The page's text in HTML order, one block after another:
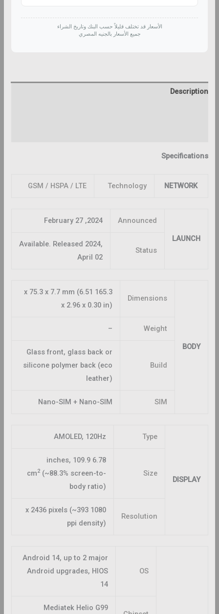
الأسعار قد تختلف قليلاً حسب البنك وتاريخ الشراء
جميع الأسعار بالجنيه المصري
Description
Specifications
NETWORK
Technology
GSM / HSPA / LTE
LAUNCH
Announced
2024, February 27
Status
Available. Released 2024,
April 02
BODY
Dimensions
165.3 x 75.3 x 7.7 mm (6.51
x 2.96 x 0.30 in)
Weight
–
Build
Glass front, glass back or
silicone polymer back (eco
leather)
SIM
Nano-SIM + Nano-SIM
DISPLAY
Type
AMOLED, 120Hz
Size
6.78 inches, 109.9
cm2(~88.3% screen-to-
body ratio)
Resolution
1080 x 2436 pixels (~393
ppi density)
OS
Android 14, up to 2 major
Android upgrades, HIOS
14
Mediatek Helio G99